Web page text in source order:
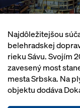
Najdôležitejšou
belehradskej
rieku Sávu. Svojím
zavesený most
mesta Srbska. Na
objektu dodáva